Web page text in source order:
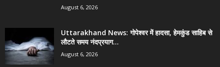
August 6, 2026
Uttarakhand News: गोपेश्वर में हादसा, हेमकुंड साहिब से
लौटते समय नंदप्रयाग...
August 6, 2026